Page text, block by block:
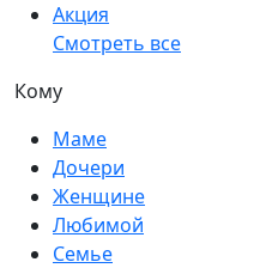
Акция
Смотреть все
Кому
Маме
Дочери
Женщине
Любимой
Семье